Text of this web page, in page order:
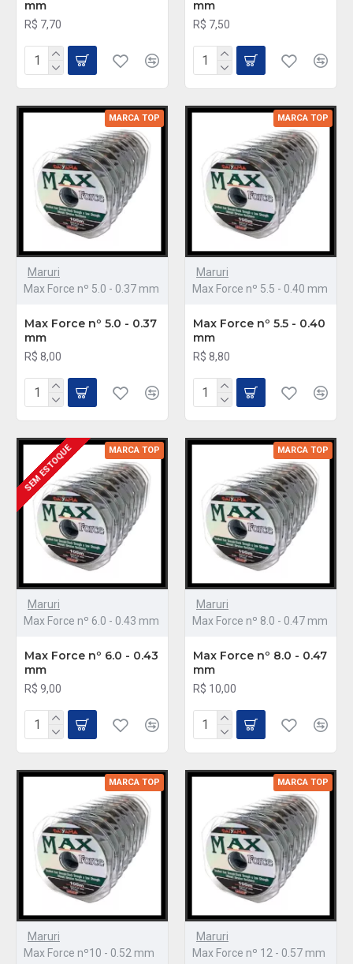
mm
R$ 7,70
mm
R$ 7,50
MARCA TOP
Maruri
Max Force nº 5.0 - 0.37 mm
Max Force nº 5.0 - 0.37
mm
R$ 8,00
MARCA TOP
Maruri
Max Force nº 5.5 - 0.40 mm
Max Force nº 5.5 - 0.40
mm
R$ 8,80
MARCA TOP
SEM ESTOQUE
Maruri
Max Force nº 6.0 - 0.43 mm
Max Force nº 6.0 - 0.43
mm
R$ 9,00
MARCA TOP
Maruri
Max Force nº 8.0 - 0.47 mm
Max Force nº 8.0 - 0.47
mm
R$ 10,00
MARCA TOP
Maruri
Max Force nº10 - 0.52 mm
MARCA TOP
Maruri
Max Force nº 12 - 0.57 mm